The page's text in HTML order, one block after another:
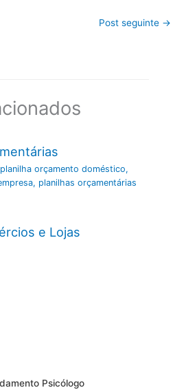
Post seguinte →
planilha orçamento doméstico,
, planilhas orçamentárias
e Lojas
Psicólogo